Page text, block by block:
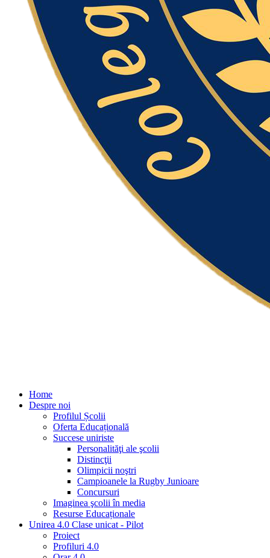
Home
Despre noi
Profilul Școlii
Oferta Educațională
Succese uniriste
Personalităţi ale şcolii
Distincţii
Olimpicii noştri
Campioanele la Rugby Junioare
Concursuri
Imaginea şcolii în media
Resurse Educaționale
Unirea 4.0 Clase unicat - Pilot
Proiect
Profiluri 4.0